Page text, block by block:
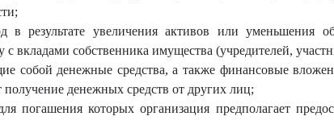
в результате увеличения активов или уменьшения
с вкладами собственника имущества (учредителей,
собой денежные средства, а также финансовые
денежных средств от других лиц;
погашения которых организация предполагает